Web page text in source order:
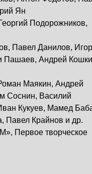
Ян
Подорожников,
Павел Данилов,
Пашаев, Андрей
Маякин, Андрей
Соснин, Василий
Кукуев, Мамед
Павел Крайнов и др.
Первое творческое